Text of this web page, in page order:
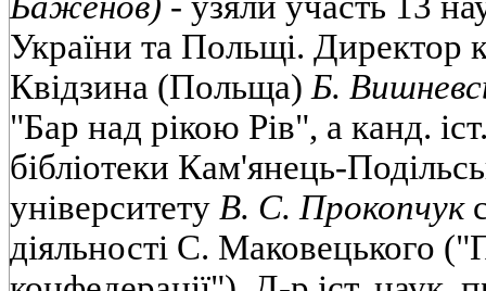
України та Польщі. Директор
Квідзина (Польща) Б.
"Бар над рікою Рів", а канд.
бібліотеки Кам'янець-
університету В. С. Прокопчук
діяльності С. Маковецького